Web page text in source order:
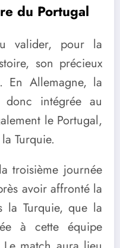
du Portugal
valider, pour la
son précieux
En Allemagne, la
donc intégrée au
le Portugal,
Turquie.
troisième journée
avoir affronté la
la Turquie, que la
à cette équipe